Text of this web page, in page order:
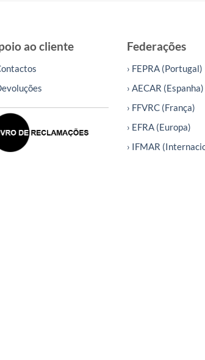
ao cliente Federações
› FEPRA (Portugal)
› AECAR (Espanha)
› FFVRC (França)
› EFRA (Europa)
› IFMAR